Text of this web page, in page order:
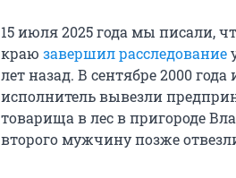
15 июля 2025 года мы писали,
краю завершил расследование
лет назад. В сентябре 2000
исполнитель вывезли
товарища в лес в пригороде
второго мужчину позже